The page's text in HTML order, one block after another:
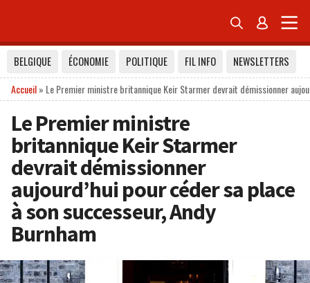
 
BELGIQUE ÉCONOMIE POLITIQUE FIL INFO
NEWSLETTERS
Accueil» Le Premier ministre britannique Keir Starmer devrait démissionner
Le Premier ministre
britannique Keir Starmer
devrait démissionner
aujourd’hui pour céder sa place
à son successeur, Andy
Burnham